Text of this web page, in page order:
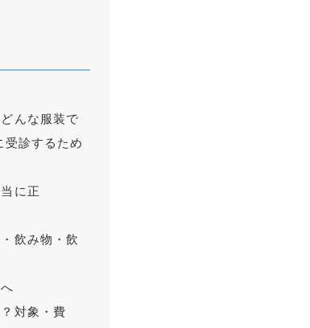
んな服装で
受診するため
に正
・飲
対象・費